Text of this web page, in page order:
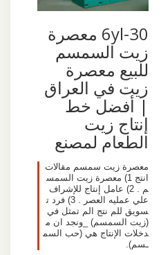
6yl-30 معصرة
زيت السمسم
للبيع معصرة
زيت في العراق
| أفضل خط
إنتاج زيت
الطعام لمصنع
معصرة زيت سمسم مقالات
انتج 1) معصرة زيت السمس
م . 2) عامل إنتاج للإشراف
علي عمليه العصر . 3) فرد ت
سويق للم نتج الم تمثل في
(زيت السمسم) _ونجد ان م
دخلات الإنتاج هي (حب السم
ـسم).